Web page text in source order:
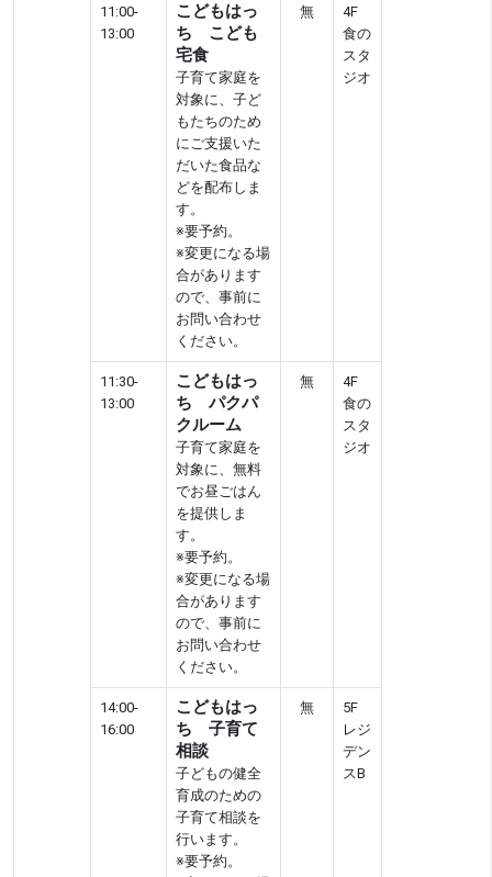
11:00-
13:00
こどもはっ
ち こども
宅食
子育て家庭を
対象に、子ど
もたちのため
にご支援いた
だいた食品な
どを配布しま
す。
※要予約。
※変更になる場
合があります
ので、事前に
お問い合わせ
ください。
無
4F
食の
スタ
ジオ
11:30-
13:00
こどもはっ
ち パクパ
クルーム
子育て家庭を
対象に、無料
でお昼ごはん
を提供しま
す。
※要予約。
※変更になる場
合があります
ので、事前に
お問い合わせ
ください。
無
4F
食の
スタ
ジオ
14:00-
16:00
こどもはっ
ち 子育て
相談
子どもの健全
育成のための
子育て相談を
行います。
※要予約。
無
5F
レジ
デン
スB